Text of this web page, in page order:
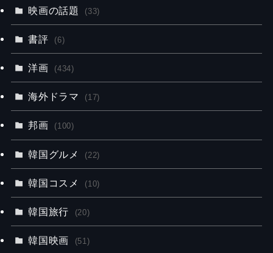
映画の話題 (33)
書評 (6)
洋画 (434)
海外ドラマ (17)
邦画 (100)
韓国グルメ (22)
韓国コスメ (10)
韓国旅行 (20)
韓国映画 (51)